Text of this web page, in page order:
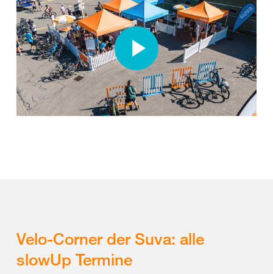
Velo-Corner der Suva: alle
slowUp Termine